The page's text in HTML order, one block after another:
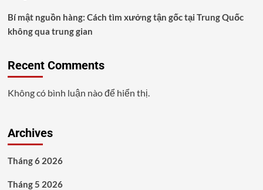
Bí mật nguồn hàng: Cách tìm xưởng tận gốc tại Trung Quốc
không qua trung gian
Recent Comments
Không có bình luận nào để hiển thị.
Archives
Tháng 6 2026
Tháng 5 2026